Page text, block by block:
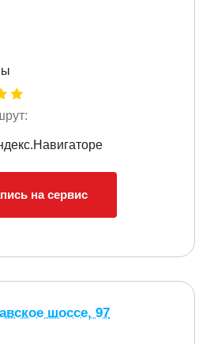
на сервис
шоссе, 97